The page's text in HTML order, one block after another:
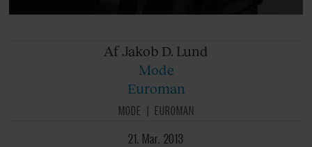
Af Jakob D. Lund
Mode
Euroman
MODE
EUROMAN
21. Mar. 2013